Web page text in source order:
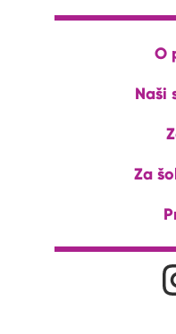
O
Naši
Za
Družabna